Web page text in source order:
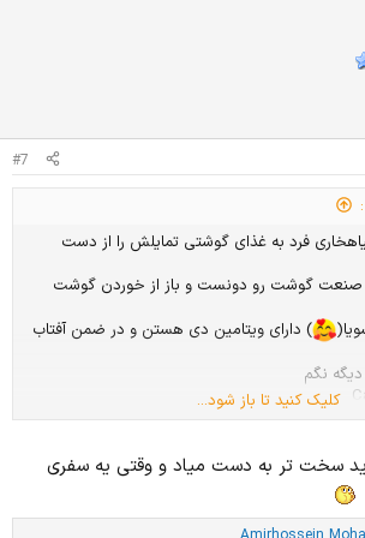
#7
فرد به غذای گوشتی تمایلش را از دست
گوشت رو دونست و باز از خوردن گوشت
) دارای ویتامین دی هستن و در ضمن آفتاب
سگه
با آهن بشوری
کلیک کنید تا باز شود...
سخت تر به دست میاد و وقتی یه سفری